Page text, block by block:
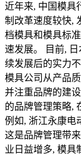
近年来, 中国模具
制改革速度较快,
档模具和模具标
速发展。 目前,
续发展后的实力不
模具公司从产品
并注重品牌的建
的品牌管理策略,
例如, 浙江永康电
这是品牌管理带
业日益增多, 模具